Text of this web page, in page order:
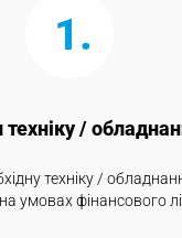
1.
/
техніку /
умовах фінансового